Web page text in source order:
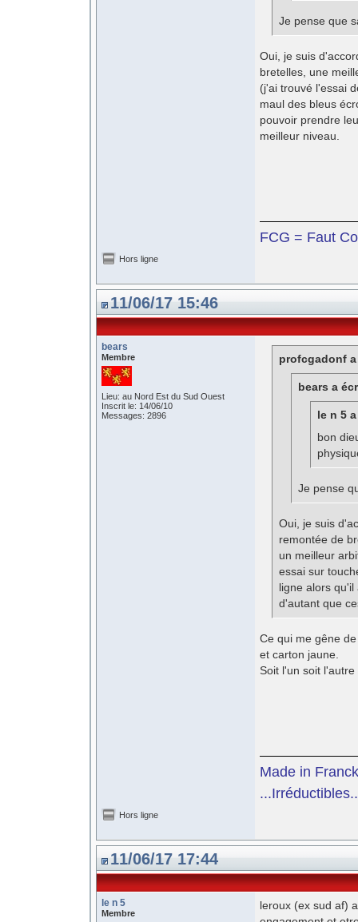
Je pense que
Oui, je suis
bretelles, une
(j'ai trouvé l'essai
maul des bleus
pouvoir prendre
meilleur niveau.
FCG = Faut
Hors ligne
11/06/17 15:46
bears
Membre
Lieu: au Nord Est du Sud Ouest
Inscrit le: 14/06/10
Messages: 2896
profcgadonf
bears a
le n 5
bon
Je pense
Oui, je suis
remontée de
un meilleur
essai sur
ligne alors
d'autant que
Ce qui me gêne
et carton jaune.
Soit l'un soit
Made in Franck
Hors ligne
11/06/17 17:44
le n 5
Membre
leroux (ex sud af)